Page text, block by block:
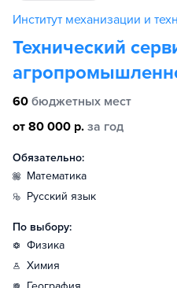
Институт механизации и
Технический
60 бюджетных мест
от 80 000 р. за год
Обязательно:
математика
русский язык
По выбору:
физика
химия